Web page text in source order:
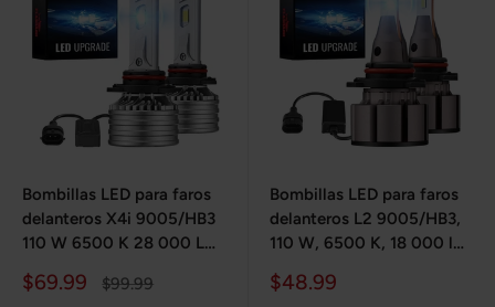
estándar. Producen un haz de luz potente y enfocado, que
ilumina la carretera con claridad y precisión. Este brillo
mejorado mejora la visibilidad, especialmente en
condiciones de poca luz y de noche, garantizando una
conducción más segura.
blanca nítida y clara con una temperatura de color de 6000
K. Esta luz blanca se asemeja mucho a la luz natural,
reduciendo la fatiga visual y proporcionando una mejor
Bombillas LED para faros
delanteros X4i 9005/HB3
110 W 6500 K 28 000 LM
Precio
$69.99
Precio
$99.99
Bombillas LED para faros
delanteros L2 9005/HB3,
110 W, 6500 K, 18 000 lm,
Precio
$48.99